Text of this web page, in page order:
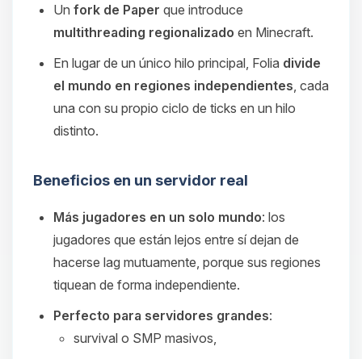
Un fork de Paper que introduce
multithreading regionalizado en Minecraft.
En lugar de un único hilo principal, Folia divide
el mundo en regiones independientes , cada
una con su propio ciclo de ticks en un hilo
distinto.
Beneficios en un servidor real
Más jugadores en un solo mundo: los
jugadores que están lejos entre sí dejan de
hacerse lag mutuamente, porque sus regiones
tiquean de forma independiente.
Perfecto para servidores grandes:
survival o SMP masivos,